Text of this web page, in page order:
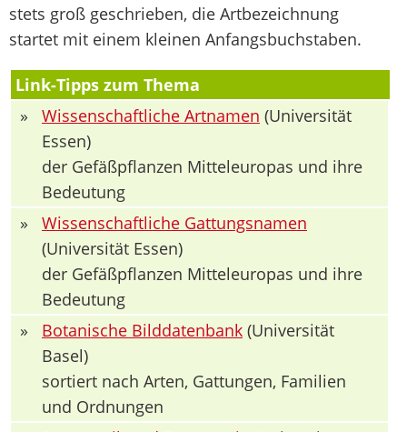
stets groß geschrieben, die Artbezeichnung
startet mit einem kleinen Anfangsbuchstaben.
Link-Tipps zum Thema
»
Wissenschaftliche Artnamen (Universität
Essen)
der Gefäßpflanzen Mitteleuropas und ihre
Bedeutung
»
Wissenschaftliche Gattungsnamen
(Universität Essen)
der Gefäßpflanzen Mitteleuropas und ihre
Bedeutung
»
Botanische Bilddatenbank (Universität
Basel)
sortiert nach Arten, Gattungen, Familien
und Ordnungen